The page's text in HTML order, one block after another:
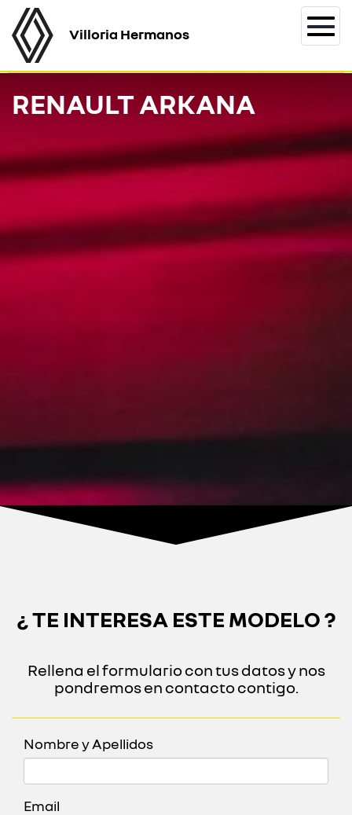
Villoria Hermanos
RENAULT ARKANA
¿ TE INTERESA ESTE MODELO ?
Rellena el formulario con tus datos y nos
pondremos en contacto contigo.
Nombre y Apellidos
Email